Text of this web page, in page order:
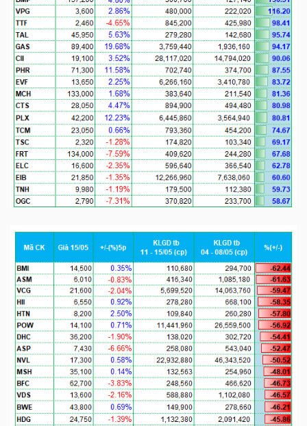
CÔNG
CỤ
ĐẦU
TƯ
TRUY
XUẤT
LIỆU
Ngành
(-)
VS-
SECTOR
NĂNG
LƯỢNG